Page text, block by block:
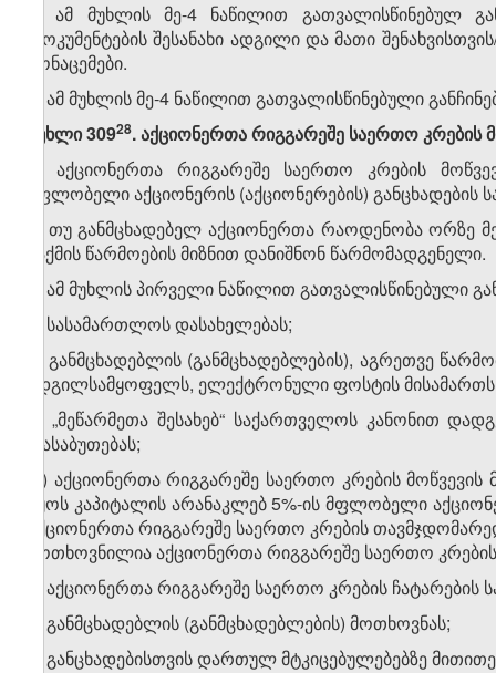
5. ამ მუხლის მე-4 ნაწილით გათვალისწინებულ
დოკუმენტების შესანახი ადგილი და მათი
მონაცემები.
6. ამ მუხლის მე-4 ნაწილით გათვალისწინებული
მუხლი 309​28. აქციონერთა რიგგარეშე საერთო კრების
1. აქციონერთა რიგგარეშე საერთო კრების
მფლობელი აქციონერის (აქციონერების) განცხადების
2. თუ განმცხადებელ აქციონერთა რაოდენობა ორზე
საქმის წარმოების მიზნით დანიშნონ წარმომადგენელი.
3. ამ მუხლის პირველი ნაწილით გათვალისწინებული
ა) სასამართლოს დასახელებას;
ბ) განმცხადებლის (განმცხადებლების), აგრეთვე
ადგილსამყოფელს, ელექტრონული ფოსტის
გ) „მეწარმეთა შესახებ“ საქართველოს კანონით
დასაბუთებას;
დ) აქციონერთა რიგგარეშე საერთო კრების მოწვევის
იყოს კაპიტალის არანაკლებ 5%-ის მფლობელი
აქციონერთა რიგგარეშე საერთო კრების
მოთხოვნილია აქციონერთა რიგგარეშე საერთო
ე) აქციონერთა რიგგარეშე საერთო კრების
ვ) განმცხადებლის (განმცხადებლების) მოთხოვნას;
ზ) განცხადებისთვის დართულ მტკიცებულებებზე